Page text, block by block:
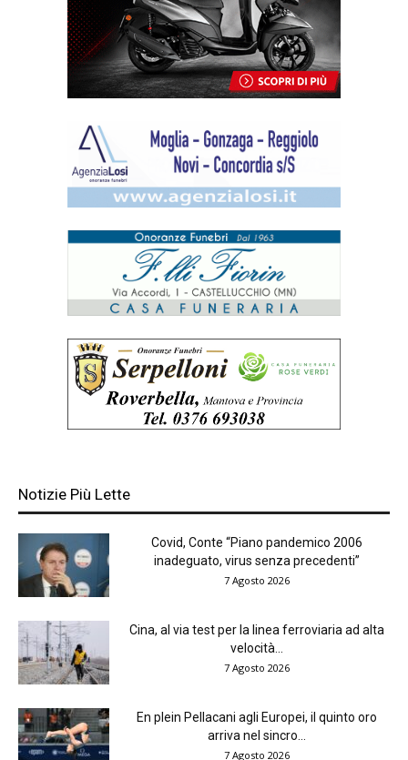
Notizie Più Lette
Covid, Conte “Piano pandemico 2006
inadeguato, virus senza precedenti”
7 Agosto 2026
Cina, al via test per la linea ferroviaria ad alta
velocità...
7 Agosto 2026
En plein Pellacani agli Europei, il quinto oro
arriva nel sincro...
7 Agosto 2026